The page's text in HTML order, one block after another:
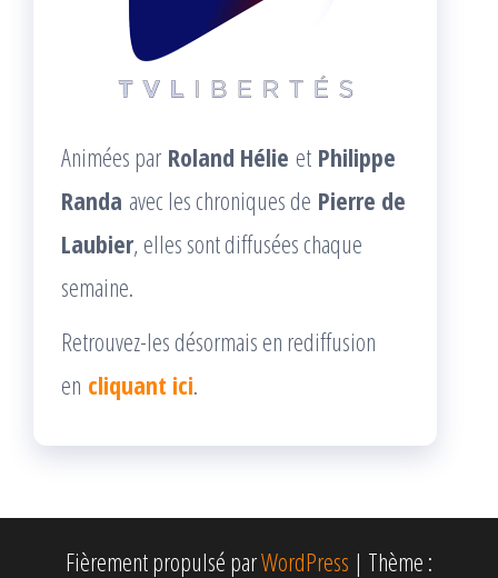
Animées par Roland Hélie et Philippe
Randa avec les chroniques de Pierre de
Laubier, elles sont diffusées chaque
semaine.
Retrouvez-les désormais en rediffusion
en cliquant ici.
Fièrement propulsé parWordPress | Thème :